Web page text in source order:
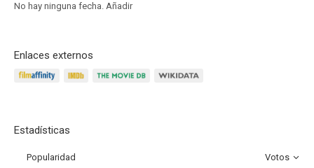
No hay ninguna fecha. Añadir
Enlaces externos
Estadísticas
Popularidad Votos